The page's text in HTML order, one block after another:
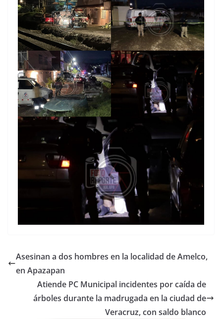
Asesinan a dos hombres en la localidad de Amelco,
en Apazapan
Atiende PC Municipal incidentes por caída de
árboles durante la madrugada en la ciudad de
Veracruz, con saldo blanco